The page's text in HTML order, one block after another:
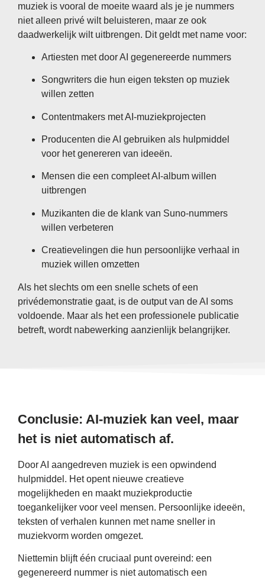
muziek is vooral de moeite waard als je je nummers
niet alleen privé wilt beluisteren, maar ze ook
daadwerkelijk wilt uitbrengen. Dit geldt met name voor:
Artiesten met door AI gegenereerde nummers
Songwriters die hun eigen teksten op muziek
willen zetten
Contentmakers met AI-muziekprojecten
Producenten die AI gebruiken als hulpmiddel
voor het genereren van ideeën.
Mensen die een compleet AI-album willen
uitbrengen
Muzikanten die de klank van Suno-nummers
willen verbeteren
Creatievelingen die hun persoonlijke verhaal in
muziek willen omzetten
Als het slechts om een ​​snelle schets of een
privédemonstratie gaat, is de output van de AI soms
voldoende. Maar als het een professionele publicatie
betreft, wordt nabewerking aanzienlijk belangrijker.
Conclusie: AI-muziek kan veel, maar
het is niet automatisch af.
Door AI aangedreven muziek is een opwindend
hulpmiddel. Het opent nieuwe creatieve
mogelijkheden en maakt muziekproductie
toegankelijker voor veel mensen. Persoonlijke ideeën,
teksten of verhalen kunnen met name sneller in
muziekvorm worden omgezet.
Niettemin blijft één cruciaal punt overeind: een
gegenereerd nummer is niet automatisch een